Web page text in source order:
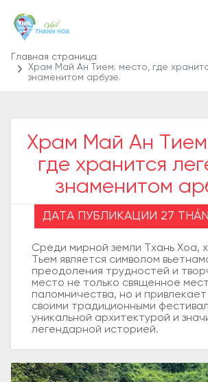
Главная страница
Храм Май Ан Тием: место, где
знаменитом арбузе.
Храм Май Ан
где хранится
знаменитом
ДАТА ПУБЛИКАЦИИ 27
Среди мирной земли Тхань Хоа,
Тьем является символом
преодоления трудностей и
место не только священное
паломничества, но и
своими традиционными
уникальной архитектурой и
легендарной историей.